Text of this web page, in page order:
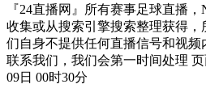
『24直播网』所有赛事足球直播
收集或从搜索引擎搜索整理获得
们自身不提供任何直播信号和视
联系我们，我们会第一时间处理 页
09日 00时30分